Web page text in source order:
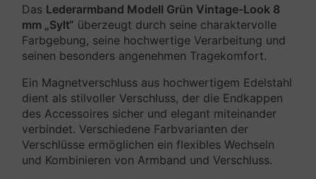
Das Lederarmband Modell Grün Vintage-Look 8
mm „Sylt“ überzeugt durch seine charaktervolle
Farbgebung, seine hochwertige Verarbeitung und
seinen besonders angenehmen Tragekomfort.
Ein Magnetverschluss aus hochwertigem Edelstahl
dient als stilvoller Verschluss, der die Endkappen
des Accessoires sicher und elegant miteinander
verbindet. Verschiedene Farbvarianten der
Verschlüsse ermöglichen ein flexibles Wechseln
und Kombinieren von Armband und Verschluss.